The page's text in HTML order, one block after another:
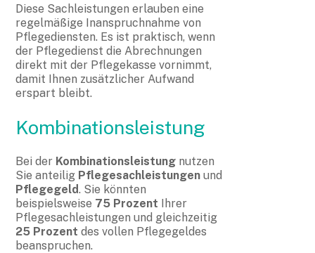
Diese Sachleistungen erlauben eine
regelmäßige Inanspruchnahme von
Pflegediensten. Es ist praktisch, wenn
der Pflegedienst die Abrechnungen
direkt mit der Pflegekasse vornimmt,
damit Ihnen zusätzlicher Aufwand
erspart bleibt.
Kombinationsleistung
Bei der Kombinationsleistung nutzen
Sie anteilig Pflegesachleistungen und
Pflegegeld. Sie könnten
beispielsweise 75 Prozent Ihrer
Pflegesachleistungen und gleichzeitig
25 Prozent des vollen Pflegegeldes
beanspruchen.